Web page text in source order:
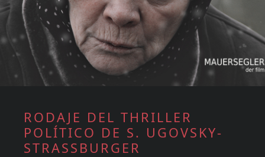
RODAJE DEL THRILLER
POLÍTICO DE S. UGOVSKY-
STRASSBURGER